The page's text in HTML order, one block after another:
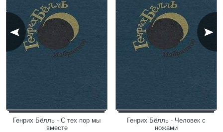
Генрих Бёлль - С тех пор мы
вместе
Генрих Бёлль - Человек с
ножами